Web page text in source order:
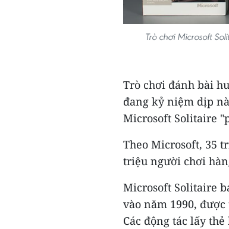
Trò chơi Microsoft
Trò chơi đánh bài
đang kỷ niệm dịp
Microsoft Solitaire
Theo Microsoft, 35
triệu người chơi
Microsoft Solitaire
vào năm 1990,
Các động tác lấy